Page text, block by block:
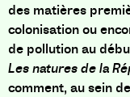
des matières
colonisation ou
de pollution au
Les natures de la
comment, au sein